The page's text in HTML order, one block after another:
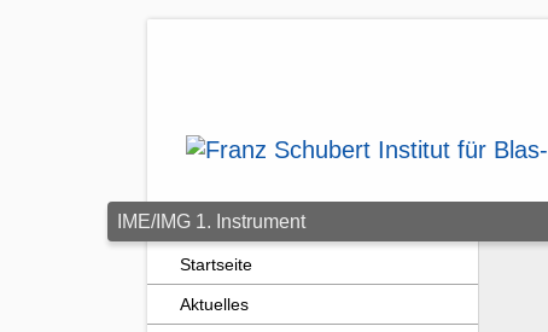
IME/IMG 1. Instrument
Startseite
Aktuelles